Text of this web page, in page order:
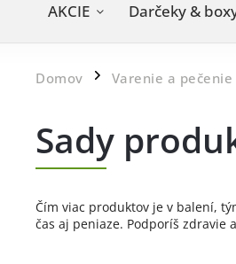
AKCIE Darčeky &
Domov / Varenie a pečenie
Sady
Čím viac produktov je v balení,
čas aj peniaze. Podporíš zdravie